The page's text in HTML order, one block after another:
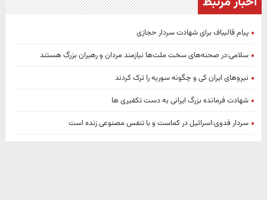
پیام قالیباف برای شهادت سردار حجازی
سلامی:در صحنه‌های سخت ملت‌ها نیازمند مردان و رهبران بزرگ هستند
نیروهای ایران کی و چگونه سوریه را ترک کردند
شهادت فرمانده بزرگ ایرانی به دست تکفیری ها
سردار فدوی:اسرائیل در کماست و با تنفس مصنوعی زنده است